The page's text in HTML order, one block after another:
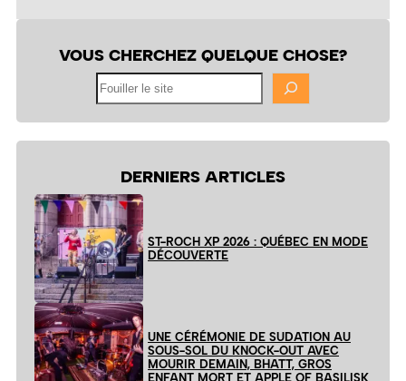
VOUS CHERCHEZ QUELQUE CHOSE?
DERNIERS ARTICLES
ST-ROCH XP 2026 : QUÉBEC EN MODE
DÉCOUVERTE
UNE CÉRÉMONIE DE SUDATION AU
SOUS-SOL DU KNOCK-OUT AVEC
MOURIR DEMAIN, BHATT, GROS
ENFANT MORT ET APPLE OF BASILISK